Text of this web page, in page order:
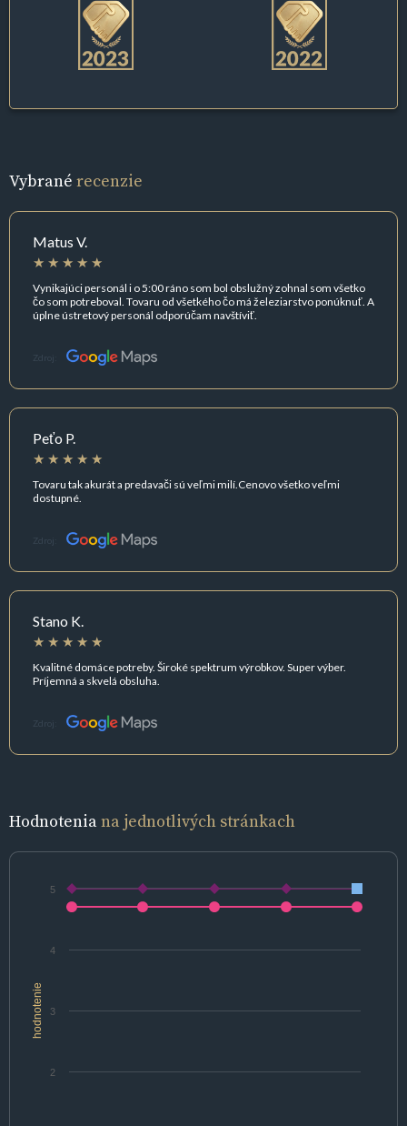
Vybrané recenzie
Matus V.
Vynikajúci personál i o 5:00 ráno som bol obslužný zohnal som všetko
čo som potreboval. Tovaru od všetkého čo má železiarstvo ponúknuť. A
úplne ústretový personál odporúčam navštíviť.
Zdroj:
Peťo P.
Tovaru tak akurát a predavači sú veľmi milí.Cenovo všetko veľmi
dostupné.
Zdroj:
Stano K.
Kvalitné domáce potreby. Široké spektrum výrobkov. Super výber.
Príjemná a skvelá obsluha.
Zdroj:
Hodnoteniana jednotlivých stránkach
hodnotenie
2
3
4
5